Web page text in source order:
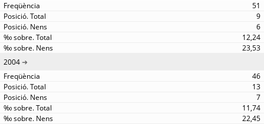
51
9
6
12,24
23,53
2004
46
13
7
11,74
22,45